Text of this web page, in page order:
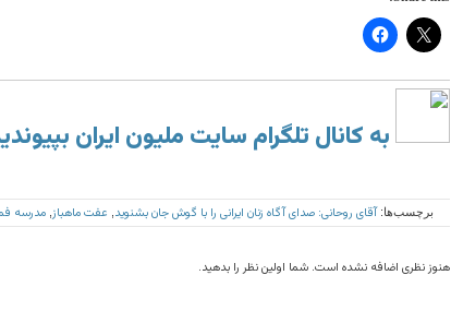
به کانال تلگرام سایت ملیون ایران
برچسب‌ها:آقای روحانی: صدای آگاه زنان ایرانی را با گوش جان بشنوید عفت ماهباز مدرسه
هنوز نظری اضافه نشده است. شما اولین نظر را بدهید.